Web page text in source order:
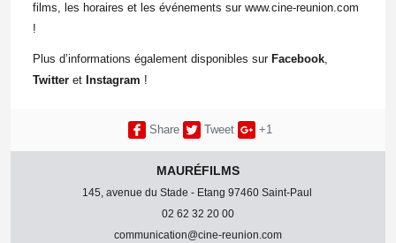
films, les horaires et les événements sur www.cine-reunion.com
!
Plus d’informations également disponibles sur Facebook,
Twitter et Instagram !
Share Tweet +1
MAURÉFILMS
145, avenue du Stade - Etang 97460 Saint-Paul
02 62 32 20 00
communication@cine-reunion.com